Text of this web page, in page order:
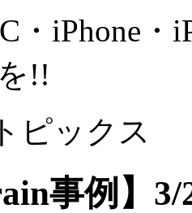
・iPhone・
!!
ピックス
事例】